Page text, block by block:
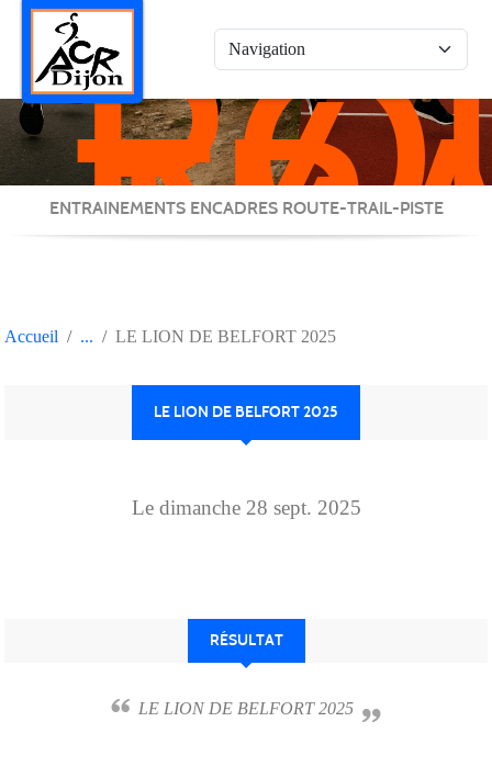
/
/
ENTRAINEMENTS ENCADRES ROUTE-TRAIL-PISTE
Accueil LE LION DE BELFORT 2025
LE LION DE BELFORT 2025
Le dimanche 28 sept. 2025
RÉSULTAT
LE LION DE BELFORT 2025
Panneau de gestion des cookies